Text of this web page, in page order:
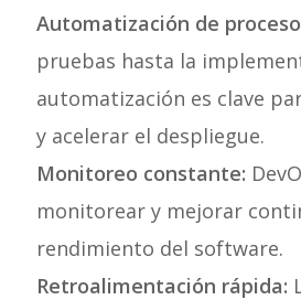
Automatización de
pruebas hasta la
automatización es clave
y acelerar el despliegue.
Monitoreo constante:
monitorear y mejorar
rendimiento del software.
Retroalimentación rápida: